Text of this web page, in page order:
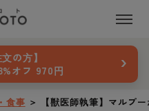
の方】
オフ 970円
›
食事 ＞ 【獣医師執筆】マルプ